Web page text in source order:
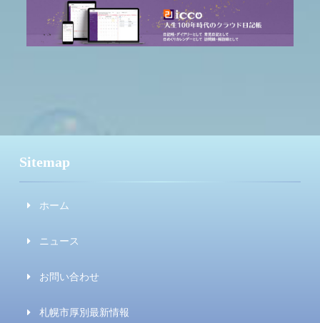
Sitemap
ホーム
ニュース
お問い合わせ
札幌市厚別最新情報